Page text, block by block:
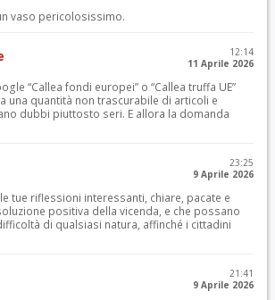
vaso pericolosissimo.
12:14
11 Aprile 2026
“Callea fondi europei” o “Callea truffa UE”
una quantità non trascurabile di articoli e
dubbi piuttosto seri. E allora la domanda
23:25
9 Aprile 2026
tue riflessioni interessanti, chiare, pacate e
positiva della vicenda, e che possano
di qualsiasi natura, affinché i cittadini
21:41
9 Aprile 2026